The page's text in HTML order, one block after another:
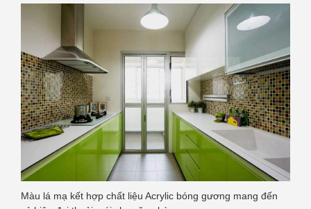
Màu lá mạ kết hợp chất liệu Acrylic bóng gương mang đến